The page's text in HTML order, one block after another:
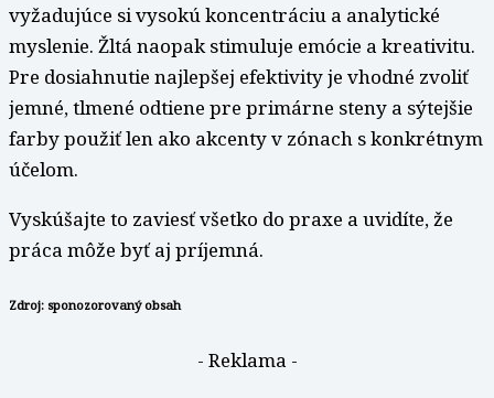
vyžadujúce si vysokú koncentráciu a analytické
myslenie. Žltá naopak stimuluje emócie a kreativitu.
Pre dosiahnutie najlepšej efektivity je vhodné zvoliť
jemné, tlmené odtiene pre primárne steny a sýtejšie
farby použiť len ako akcenty v zónach s konkrétnym
účelom.
Vyskúšajte to zaviesť všetko do praxe a uvidíte, že
práca môže byť aj príjemná.
Zdroj: sponozorovaný obsah
- Reklama -